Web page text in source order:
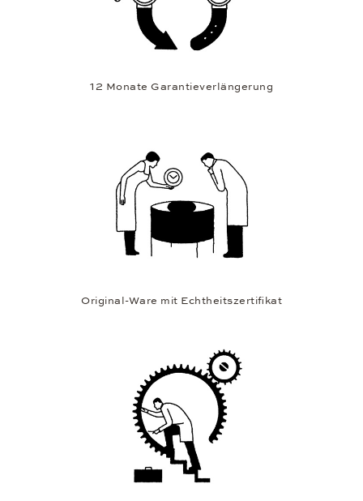
12 Monate Garantieverlängerung
Original-Ware mit Echtheitszertifikat